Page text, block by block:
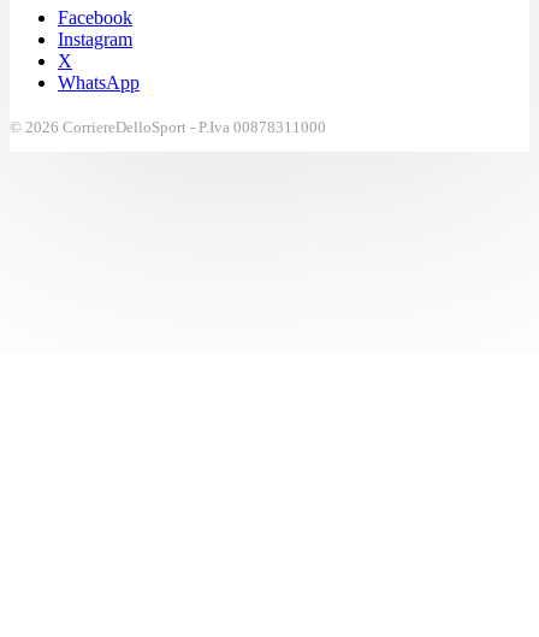
Facebook
Instagram
X
WhatsApp
© 2026 CorriereDelloSport - P.Iva 00878311000